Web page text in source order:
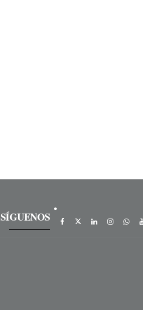
SÍGUENOS